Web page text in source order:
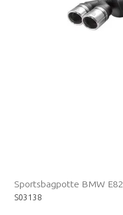
Sportsbagpotte BMW E82
S03138